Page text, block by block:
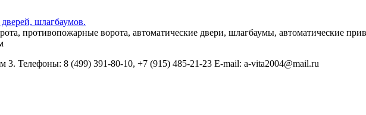
шлагбаумов.
противопожарные ворота, автоматические двери, шлагбаумы, автоматические
3. Телефоны: 8 (499) 391-80-10, +7 (915) 485-21-23 E-mail: a-vita2004@mail.ru